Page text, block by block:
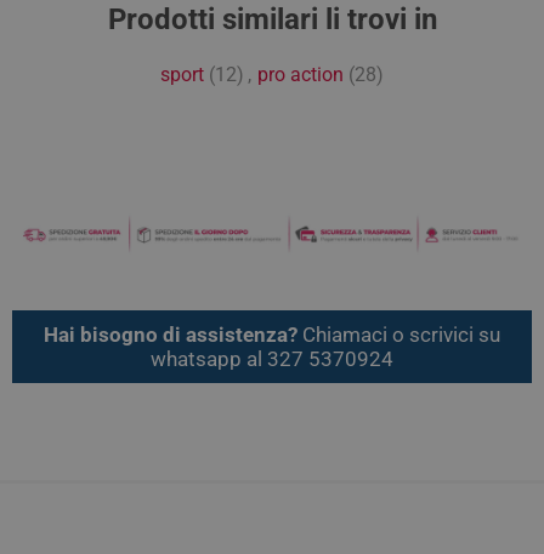
Prodotti similari li trovi in
sport (12) , pro action (28)
Hai bisogno di assistenza? Chiamaci o scrivici su
whatsapp al 327 5370924